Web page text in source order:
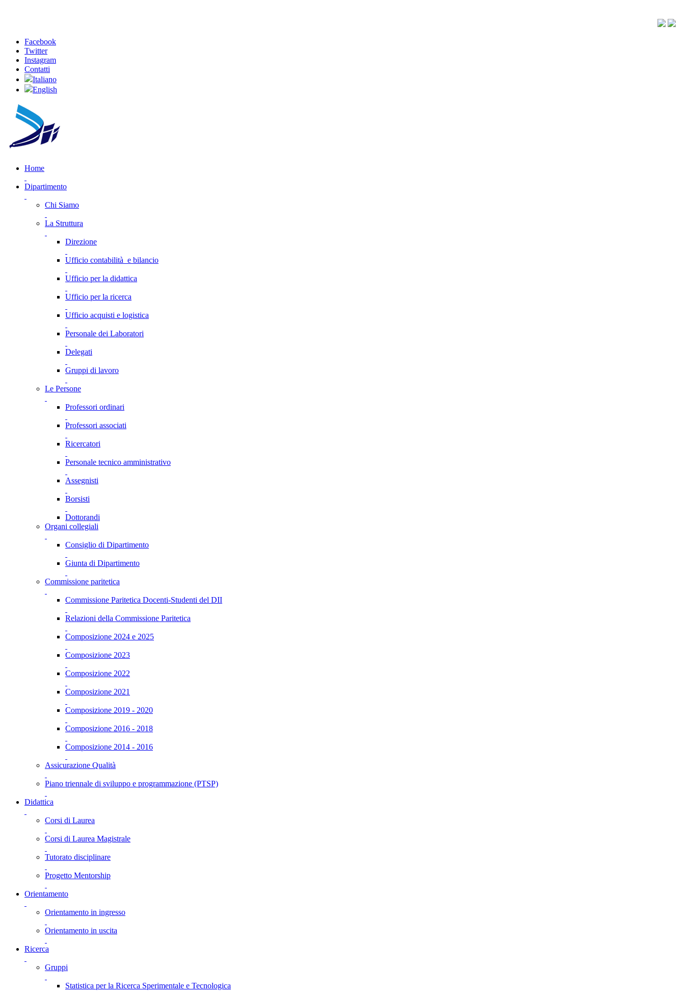
Facebook
Twitter
Instagram
Contatti
Italiano
English
Home
Dipartimento
Chi Siamo
La Struttura
Direzione
Ufficio contabilità e bilancio
Ufficio per la didattica
Ufficio per la ricerca
Ufficio acquisti e logistica
Personale dei Laboratori
Delegati
Gruppi di lavoro
Le Persone
Professori ordinari
Professori associati
Ricercatori
Personale tecnico amministrativo
Assegnisti
Borsisti
Dottorandi
Organi collegiali
Consiglio di Dipartimento
Giunta di Dipartimento
Commissione paritetica
Commissione Paritetica Docenti-Studenti del DII
Relazioni della Commissione Paritetica
Composizione 2024 e 2025
Composizione 2023
Composizione 2022
Composizione 2021
Composizione 2019 - 2020
Composizione 2016 - 2018
Composizione 2014 - 2016
Assicurazione Qualità
Piano triennale di sviluppo e programmazione (PTSP)
Didattica
Corsi di Laurea
Corsi di Laurea Magistrale
Tutorato disciplinare
Progetto Mentorship
Orientamento
Orientamento in ingresso
Orientamento in uscita
Ricerca
Gruppi
Statistica per la Ricerca Sperimentale e Tecnologica